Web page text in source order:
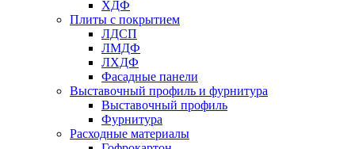
ХДФ
Плиты с покрытием
ЛДСП
ЛМДФ
ЛХДФ
Фасадные панели
Выставочный профиль и фурнитура
Выставочный профиль
Фурнитура
Расходные материалы